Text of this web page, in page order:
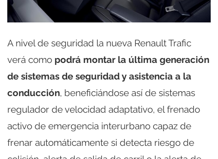
A nivel de seguridad la nueva Renault Trafic
verá como podrá montar la última generación
de sistemas de seguridad y asistencia a la
conducción, beneficiándose así de sistemas
regulador de velocidad adaptativo, el frenado
activo de emergencia interurbano capaz de
frenar automáticamente si detecta riesgo de